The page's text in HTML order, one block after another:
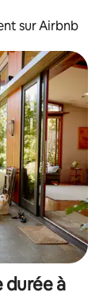
sur Airbnb
durée à